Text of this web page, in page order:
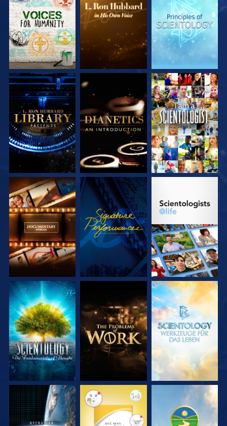
SERIE
ENTDECKEN
SERIE
ENTDECKEN
SERIE
ENTDECKEN
SERIE
ENTDECKEN
ENTDECKEN
ANSEHEN
SERIE
ENTDECKEN
ANSEHEN
SERIE
SERIE
ENTDECKEN
SERIE
ENTDECKEN
SERIE
ENTDECKEN
ANSEHEN ANSEHEN ANSEHEN